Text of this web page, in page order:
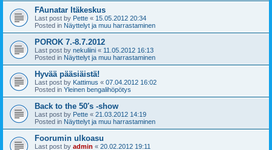
FAunatar Itäkeskus
Last post by Pette « 15.05.2012 20:34
Posted in Näyttelyt ja muu harrastaminen
POROK 7.-8.7.2012
Last post by nekuliini « 11.05.2012 16:13
Posted in Näyttelyt ja muu harrastaminen
Hyvää pääsiäistä!
Last post by Kattimus « 07.04.2012 16:02
Posted in Yleinen bengalihöpötys
Back to the 50′s -show
Last post by Pette « 21.03.2012 14:19
Posted in Näyttelyt ja muu harrastaminen
Foorumin ulkoasu
Last post by admin « 20.02.2012 19:11